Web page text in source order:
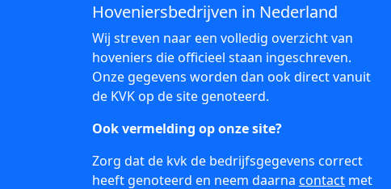
Hoveniersbedrijven in Nederland
Wij streven naar een volledig overzicht van
hoveniers die officieel staan ingeschreven.
Onze gegevens worden dan ook direct vanuit
de KVK op de site genoteerd.
Ook vermelding op onze site?
Zorg dat de kvk de bedrijfsgegevens correct
heeft genoteerd en neem daarna contact met